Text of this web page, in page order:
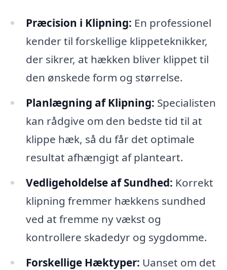
Præcision i Klipning: En professionel
kender til forskellige klippeteknikker,
der sikrer, at hækken bliver klippet til
den ønskede form og størrelse.
Planlægning af Klipning: Specialisten
kan rådgive om den bedste tid til at
klippe hæk, så du får det optimale
resultat afhængigt af planteart.
Vedligeholdelse af Sundhed: Korrekt
klipning fremmer hækkens sundhed
ved at fremme ny vækst og
kontrollere skadedyr og sygdomme.
Forskellige Hæktyper: Uanset om det